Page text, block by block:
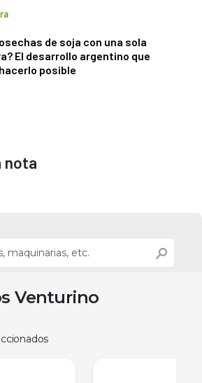
de soja con una sola
El desarrollo argentino que
posible
nota
Venturino